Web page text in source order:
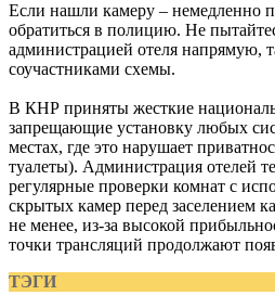
Если нашли камеру – немедленно
обратиться в полицию. Не
администрацией отеля напрямую,
соучастниками схемы.
В КНР приняты жесткие
запрещающие установку любых
местах, где это нарушает
туалеты). Администрация отелей
регулярные проверки комнат с
скрытых камер перед заселением
не менее, из-за высокой
точки трансляций продолжают
ТЭГИ